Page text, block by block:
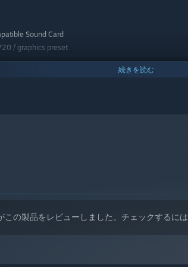
ィ」は、
とで、バトルで
備することが
Sound Card
/ graphics preset
60 FPS @ 1920x1080
4K resolutions are not
続きを読む
この製品をレビューしました。チェックするには